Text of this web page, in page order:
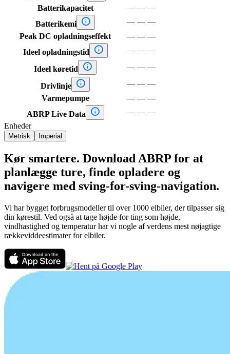
Batterikapacitet
— — —
Batterikemi  — — —
Peak DC opladningseffekt
— — —
Ideel opladningstid
 — — —
Ideel køretid  — — —
Drivlinje  — — —
Varmepumpe
— — —
ABRP Live Data
 — — —
Enheder
Metrisk Imperial
Kør smartere. Download ABRP for at
planlægge ture, finde opladere og
navigere med sving-for-sving-navigation.
Vi har bygget forbrugsmodeller til over 1000 elbiler, der tilpasser sig
din kørestil. Ved også at tage højde for ting som højde,
vindhastighed og temperatur har vi nogle af verdens mest nøjagtige
rækkeviddeestimater for elbiler.